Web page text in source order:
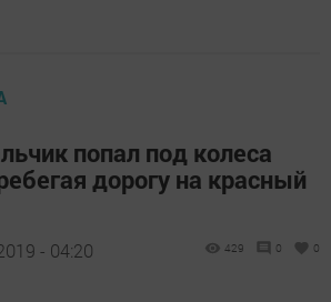
попал под колеса
дорогу на красный
- 04:20 429 0 0